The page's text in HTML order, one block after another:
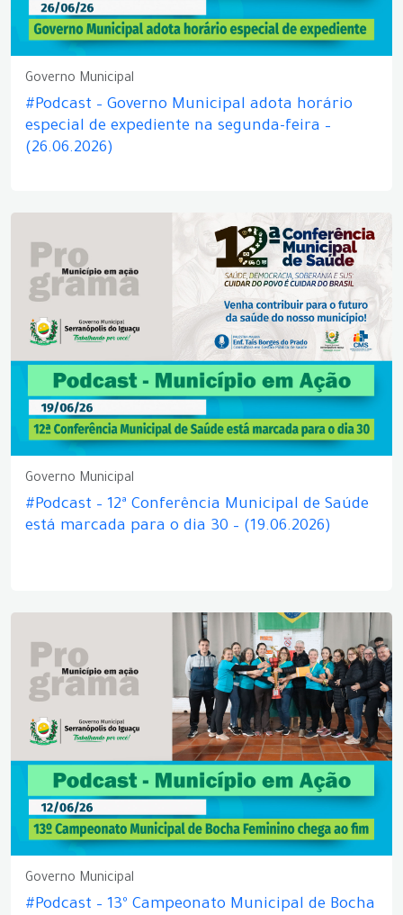
Governo Municipal
#Podcast – Governo Municipal adota horário
especial de expediente na segunda-feira –
(26.06.2026)
Governo Municipal
#Podcast – 12ª Conferência Municipal de Saúde
está marcada para o dia 30 – (19.06.2026)
Governo Municipal
#Podcast – 13º Campeonato Municipal de Bocha